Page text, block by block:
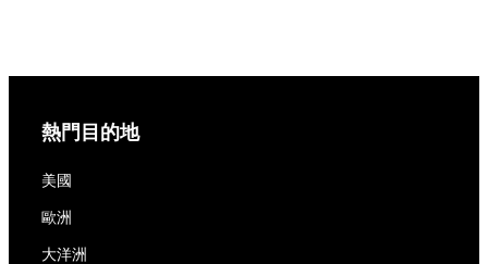
熱門目的地
美國
歐洲
大洋洲